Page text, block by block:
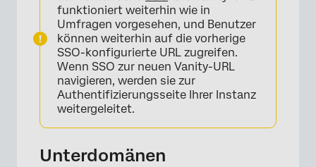
funktioniert weiterhin wie in
Umfragen vorgesehen, und Benutzer
können weiterhin auf die vorherige
SSO-konfigurierte URL zugreifen.
Wenn SSO zur neuen Vanity-URL
navigieren, werden sie zur
Authentifizierungsseite Ihrer Instanz
weitergeleitet.
Unterdomänen